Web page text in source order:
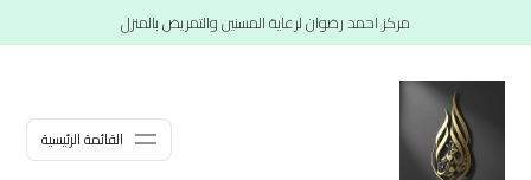
مركز احمد رضوان لرعاية المسنين والتمريض بالمنزل
القائمة الرئيسية